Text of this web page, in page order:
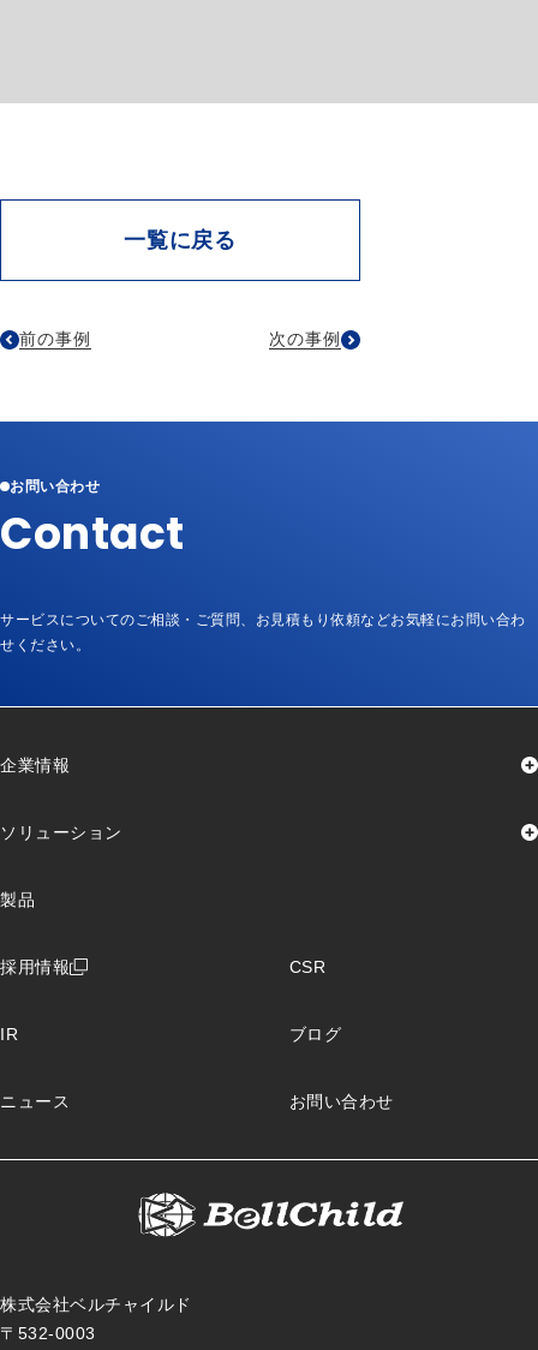
前の事例
一覧に戻る
次の事例
お問い合わせ
Contact
サービスについてのご相談・ご質問、お見積もり依頼などお気軽にお問い合わ
せください。
株式会社ベルチャイルド
〒532-0003
企業情報
会社概要
沿革
ソリューション
製造ソリューション
PCキッティングサポート
IoTソリューション
製品
採用情報 CSR
IR ブログ
ニュース お問い合わせ